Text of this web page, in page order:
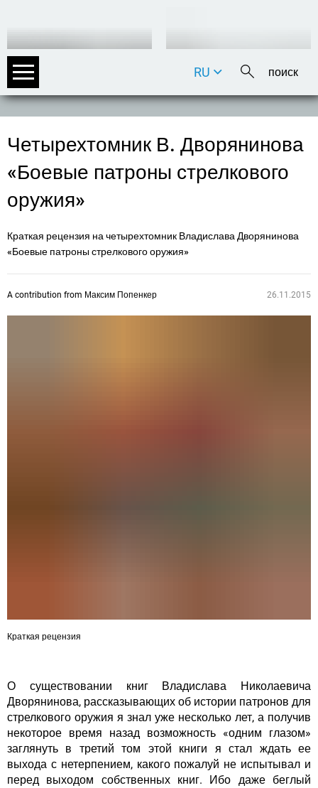
DE
IT
RU
Четырехтомник В. Дворянинова
«Боевые патроны стрелкового
оружия»
Краткая рецензия на четырехтомник Владислава Дворянинова
«Боевые патроны стрелкового оружия»
A contribution from Максим Попенкер 26.11.2015
Краткая рецензия
О существовании книг Владислава Николаевича
Дворянинова, рассказывающих об истории патронов для
стрелкового оружия я знал уже несколько лет, а получив
некоторое время назад возможность «одним глазом»
заглянуть в третий том этой книги я стал ждать ее
выхода с нетерпением, какого пожалуй не испытывал и
перед выходом собственных книг. Ибо даже беглый